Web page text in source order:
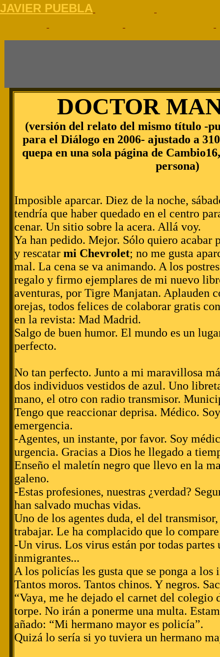
JAVIER PUEBLA
DOCTOR
(versión del relato del mismo título -
para el Diálogo en 2006- ajustado a
quepa en una sola página de
persona)
Imposible aparcar. Diez de la noche,
tendría que haber quedado en el centro
cenar. Un sitio sobre la acera. Allá voy.
Ya han pedido. Mejor. Sólo quiero acabar
y rescatar mi Chevrolet; no me gusta
mal. La cena se va animando. A los
regalo y firmo ejemplares de mi nuevo
aventuras, por Tigre Manjatan. Aplauden
orejas, todos felices de colaborar gratis
en la revista: Mad Madrid.
Salgo de buen humor. El mundo es un
perfecto.
No tan perfecto. Junto a mi maravillosa
dos individuos vestidos de azul. Uno
mano, el otro con radio transmisor.
Tengo que reaccionar deprisa. Médico.
emergencia.
-Agentes, un instante, por favor. Soy
urgencia. Gracias a Dios he llegado a
Enseño el maletín negro que llevo en la
galeno.
-Estas profesiones, nuestras ¿verdad?
han salvado muchas vidas.
Uno de los agentes duda, el del
trabajar. Le ha complacido que lo
-Un virus. Los virus están por todas
inmigrantes...
A los policías les gusta que se ponga a los
Tantos moros. Tantos chinos. Y negros.
“Vaya, me he dejado el carnet del colegio
torpe. No irán a ponerme una multa.
añado: “Mi hermano mayor es policía”.
Quizá lo sería si yo tuviera un hermano